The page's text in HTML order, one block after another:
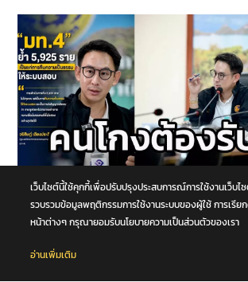
11 สิงหาคม 2569
“มท.4” ย้ำ 5,925 ราย เป็นแค่การคืนความเป็นธรร
ผิด
เว็บไซต์นี้ใช้คุกกี้เพื่อปรับปรุงประสบการณ์การใช้งานเว็บไ
รวบรวมข้อมูลพฤติกรรมการใช้งานระบบของผู้ใช้ การเรียก
หน้าต่างๆ กรุณายอมรับนโยบายความเป็นส่วนตัวของเรา
อ่านเพิ่มเติม